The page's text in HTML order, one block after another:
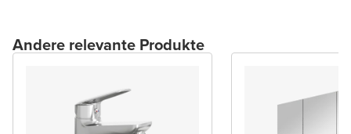
Andere relevante Produkte